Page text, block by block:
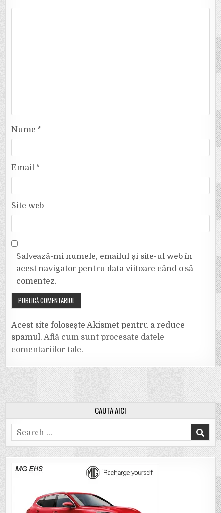
Nume *
Email *
Site web
Salvează-mi numele, emailul și site-ul web în
acest navigator pentru data viitoare când o să
comentez.
Acest site folosește Akismet pentru a reduce
spamul.Află cum sunt procesate datele
comentariilor tale.
CAUTĂ AICI
Search
for: